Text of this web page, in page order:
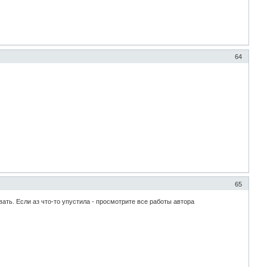
64
65
Если аз что-то упустила - просмотрите все работы автора